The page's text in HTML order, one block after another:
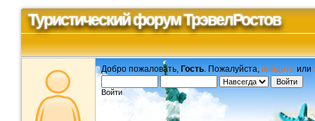
Туристический форум ТрэвелРостов
Добро пожаловать, Гость . Пожалуйста, войдите или
Войти